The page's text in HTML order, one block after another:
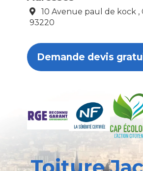
10 Avenue paul de kock ,
93220
Demande devis